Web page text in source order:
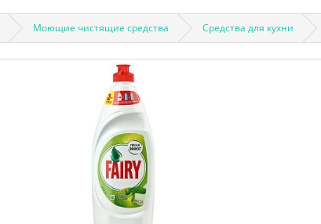
Моющие чистящие средства Средства для кухни